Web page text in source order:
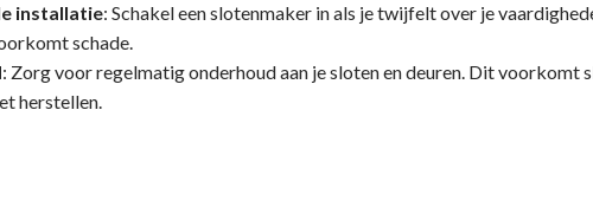
installatie: Schakel een slotenmaker in als je twijfelt over je
schade.
: Zorg voor regelmatig onderhoud aan je sloten en deuren. Dit voorkomt
herstellen.